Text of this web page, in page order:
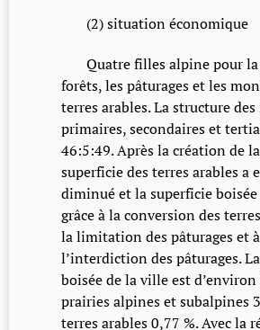
(2) situation économique
Quatre filles alpine pour la
forêts, les pâturages et les
terres arables. La structure
primaires, secondaires et
46:5:49. Après la création de
superficie des terres arables a
diminué et la superficie
grâce à la conversion des
la limitation des pâturages et à
l’interdiction des pâturages.
boisée de la ville est
prairies alpines et subalpines
terres arables 0,77 %. Avec la